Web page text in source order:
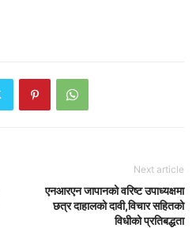
Next article
एनआरएन जापानको वरिष्ट उपाध्यक्षमा
छत्र दाहालको दावी,विचार सहितको
विधीको प्रतिबद्धता